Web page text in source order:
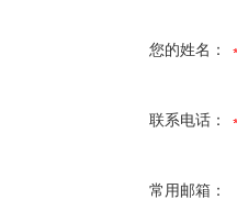
您的姓名：
联系电话：
常用邮箱：